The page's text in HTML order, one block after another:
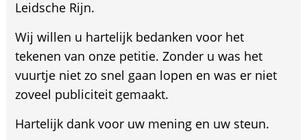
Leidsche Rijn.
Wij willen u hartelijk bedanken voor het
tekenen van onze petitie. Zonder u was het
vuurtje niet zo snel gaan lopen en was er niet
zoveel publiciteit gemaakt.
Hartelijk dank voor uw mening en uw steun.